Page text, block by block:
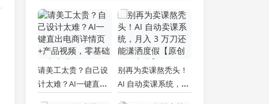
请美工太贵？自己设
计太难？AI一键直出
别再为卖课熬秃头！
AI 自动卖课系统，月